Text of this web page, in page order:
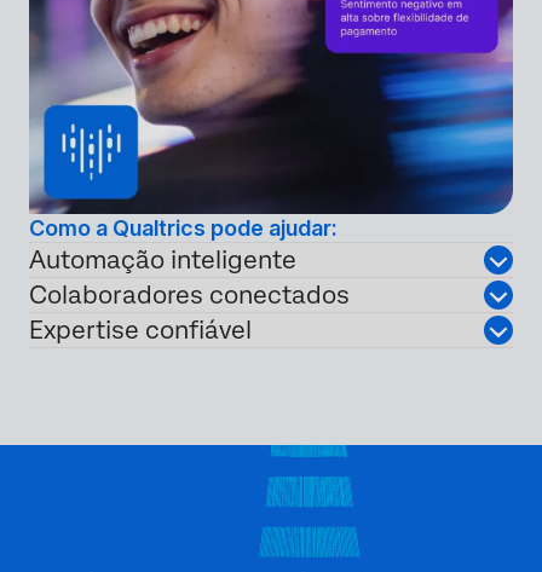
Como a Qualtrics pode ajudar:
Automação inteligente
Colaboradores conectados
Expertise confiável